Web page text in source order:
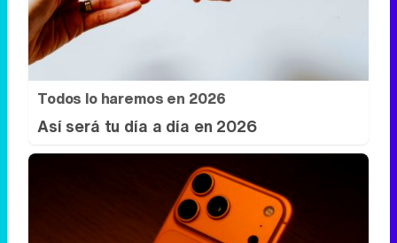
Todos lo haremos en 2026
Así será tu día a día en 2026